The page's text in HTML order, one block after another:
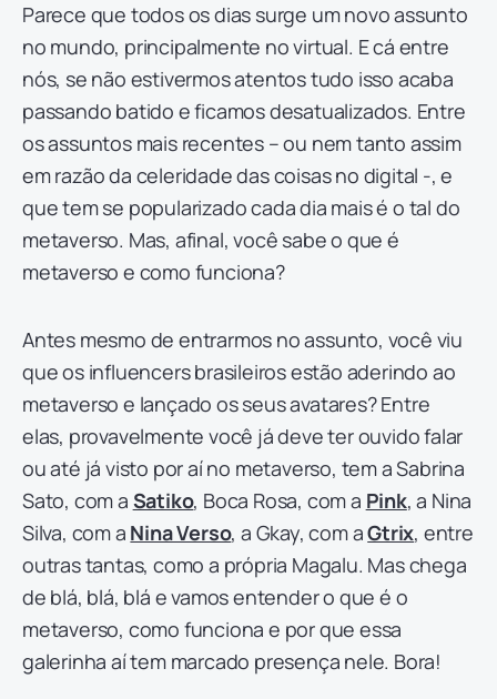
Parece que todos os dias surge um novo assunto
no mundo, principalmente no virtual. E cá entre
nós, se não estivermos atentos tudo isso acaba
passando batido e ficamos desatualizados. Entre
os assuntos mais recentes – ou nem tanto assim
em razão da celeridade das coisas no digital -, e
que tem se popularizado cada dia mais é o tal do
metaverso. Mas, afinal, você sabe o que é
metaverso e como funciona?
Antes mesmo de entrarmos no assunto, você viu
que os influencers brasileiros estão aderindo ao
metaverso e lançado os seus avatares? Entre
elas, provavelmente você já deve ter ouvido falar
ou até já visto por aí no metaverso, tem a Sabrina
Sato, com a Satiko, Boca Rosa, com a Pink, a Nina
Silva, com a Nina Verso, a Gkay, com aGtrix, entre
outras tantas, como a própria Magalu. Mas chega
de blá, blá, blá e vamos entender o que é o
metaverso, como funciona e por que essa
galerinha aí tem marcado presença nele. Bora!